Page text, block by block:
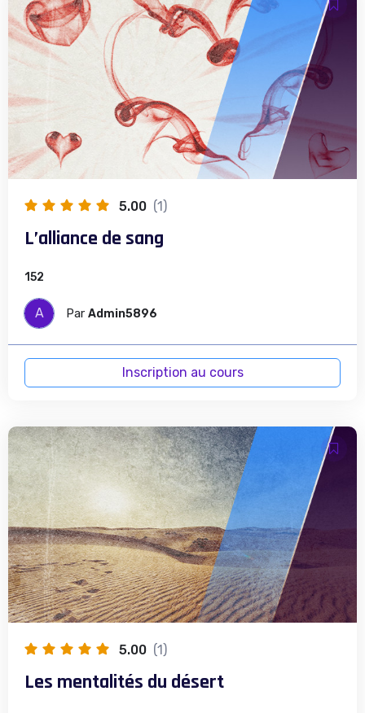
5.00 (1)
L’alliance de sang
152
A Par Admin5896
Inscription au cours
5.00 (1)
Les mentalités du désert